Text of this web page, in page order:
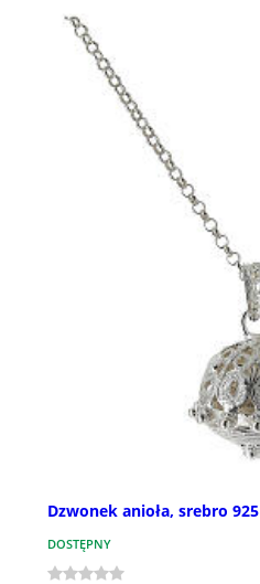
Dzwonek anioła, srebro 925
DOSTĘPNY